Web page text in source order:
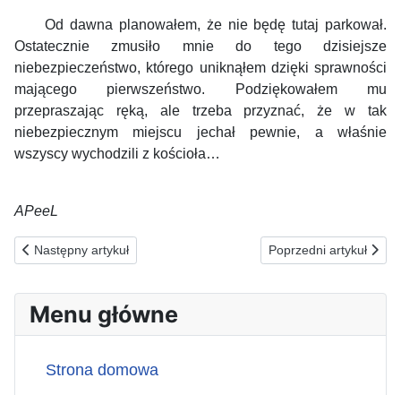
Od dawna planowałem, że nie będę tutaj parkował.
Ostatecznie zmusiło mnie do tego dzisiejsze
niebezpieczeństwo, którego uniknąłem dzięki sprawności
mającego pierwszeństwo. Podziękowałem mu
przepraszając ręką, ale trzeba przyznać, że w tak
niebezpiecznym miejscu jechał pewnie, a właśnie
wszyscy wychodzili z kościoła…
APeeL
Poprzednia strona: 24.07.2025 (c) ZA TYCH, KTÓRZY NIE
Następny artykuł Następna strona:
Poprzedni artykuł
Menu główne
Strona domowa